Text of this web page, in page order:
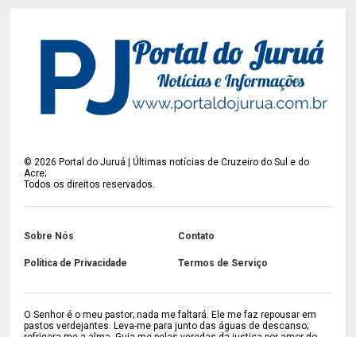
© 2026 Portal do Juruá | Últimas notícias de Cruzeiro do Sul e do
Acre;
Todos os direitos reservados.
Sobre Nós Contato
Política de Privacidade Termos de Serviço
O Senhor é o meu pastor; nada me faltará. Ele me faz repousar em
pastos verdejantes. Leva-me para junto das águas de descanso;